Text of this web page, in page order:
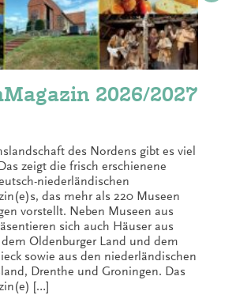
2026/2027
des Nordens gibt es viel
zeigt die frisch erschienene
niederländischen
das mehr als 220 Museen
vorstellt. Neben Museen aus
sich auch Häuser aus
Oldenburger Land und dem
sowie aus den niederländischen
Drenthe und Groningen. Das
[…]